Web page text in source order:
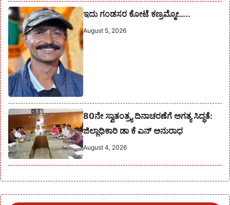
ಇದು ಗಂಡಸರ ಕೋಟೆ ಕಣ್ರಮ್ಮೋ…..
August 5, 2026
80ನೇ ಸ್ವಾತಂತ್ರ್ಯ ದಿನಾಚರಣೆಗೆ ಅಗತ್ಯ ಸಿದ್ಧತೆ:
ಜಿಲ್ಲಾಧಿಕಾರಿ ಡಾ ಕೆ ಎನ್ ಅನುರಾಧ
August 4, 2026